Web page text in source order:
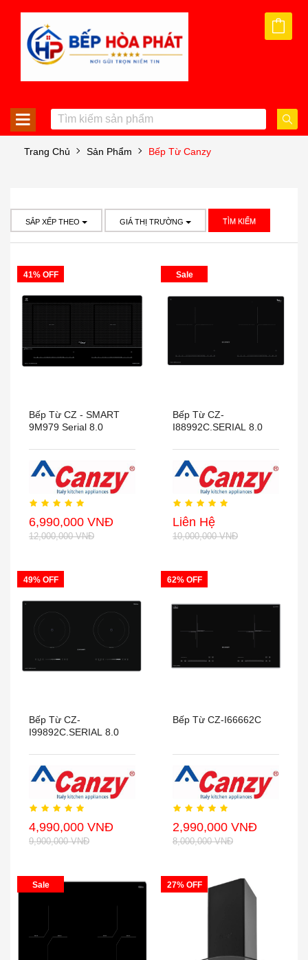
Trang Chủ Sản Phẩm Bếp Từ Canzy
SẮP XẾP THEO GIÁ THỊ TRƯỜNG TÌM KIẾM
41% OFF
Bếp Từ CZ - SMART
9M979 Serial 8.0
6,990,000 VNĐ
12,000,000 VNĐ
Sale
Bếp Từ CZ-
I88992C.SERIAL 8.0
Liên Hệ
10,000,000 VNĐ
49% OFF
Bếp Từ CZ-
I99892C.SERIAL 8.0
4,990,000 VNĐ
9,900,000 VNĐ
62% OFF
Bếp Từ CZ-I66662C
2,990,000 VNĐ
8,000,000 VNĐ
Sale 27% OFF